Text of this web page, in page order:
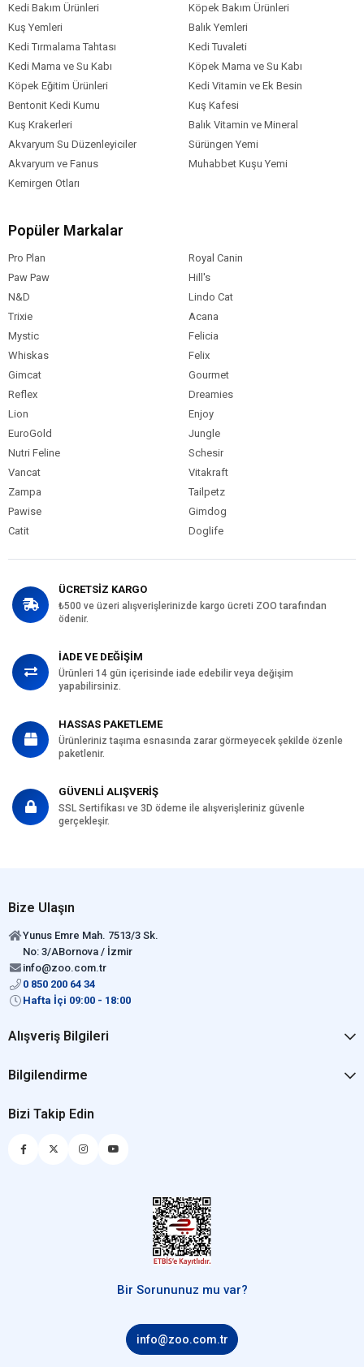
Kedi Bakım Ürünleri
Köpek Bakım Ürünleri
Kuş Yemleri
Balık Yemleri
Kedi Tırmalama Tahtası
Kedi Tuvaleti
Kedi Mama ve Su Kabı
Köpek Mama ve Su Kabı
Köpek Eğitim Ürünleri
Kedi Vitamin ve Ek Besin
Bentonit Kedi Kumu
Kuş Kafesi
Kuş Krakerleri
Balık Vitamin ve Mineral
Akvaryum Su Düzenleyiciler
Sürüngen Yemi
Akvaryum ve Fanus
Muhabbet Kuşu Yemi
Kemirgen Otları
Popüler Markalar
Pro Plan
Royal Canin
Paw Paw
Hill's
N&D
Lindo Cat
Trixie
Acana
Mystic
Felicia
Whiskas
Felix
Gimcat
Gourmet
Reflex
Dreamies
Lion
Enjoy
EuroGold
Jungle
Nutri Feline
Schesir
Vancat
Vitakraft
Zampa
Tailpetz
Pawise
Gimdog
Catit
Doglife
ÜCRETSİZ KARGO
₺500 ve üzeri alışverişlerinizde kargo ücreti ZOO tarafından
ödenir.
İADE VE DEĞİŞİM
Ürünleri 14 gün içerisinde iade edebilir veya değişim
yapabilirsiniz.
HASSAS PAKETLEME
Ürünleriniz taşıma esnasında zarar görmeyecek şekilde özenle
paketlenir.
GÜVENLİ ALIŞVERİŞ
SSL Sertifikası ve 3D ödeme ile alışverişleriniz güvenle
gerçekleşir.
Bize Ulaşın
Yunus Emre Mah. 7513/3 Sk.
No: 3/ABornova / İzmir
info@zoo.com.tr
0 850 200 64 34
Hafta İçi 09:00 - 18:00
Alışveriş Bilgileri
Bilgilendirme
Bizi Takip Edin
Bir Sorununuz mu var?
info@zoo.com.tr